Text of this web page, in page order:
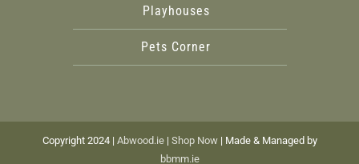
Playhouses
Pets Corner
Copyright 2024 | Abwood.ie| Shop Now| Made & Managed by
bbmm.ie